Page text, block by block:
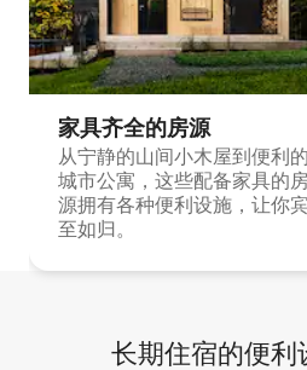
家具齐全的房源
从宁静的山间小木屋到便利的
城市公寓，这些配备家具的
源拥有各种便利设施，让你
至如归。
长期住宿的便利